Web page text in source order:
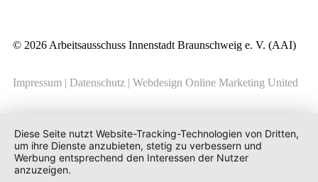
© 2026 Arbeitsausschuss Innenstadt Braunschweig e. V. (AAI)
Impressum | Datenschutz | Webdesign Online Marketing United
Diese Seite nutzt Website-Tracking-Technologien von Dritten,
um ihre Dienste anzubieten, stetig zu verbessern und
Werbung entsprechend den Interessen der Nutzer
anzuzeigen.